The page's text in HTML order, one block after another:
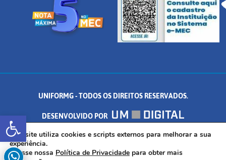
Abrir a barra de ferramentas
UNIFORMG - TODOS OS DIREITOS RESERVADOS.
DESENVOLVIDO POR
AV. DR. ARNALDO DE SENNA, 328 - PALMEIRAS, FORMIGA/MG - CEP:
35.574.530
Este site utiliza cookies e scripts externos para melhorar a sua
experiência.
Acesse nossa Política de Privacidade para obter mais